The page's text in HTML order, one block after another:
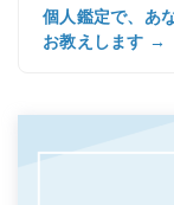
個人鑑定で、あ
お教えします →